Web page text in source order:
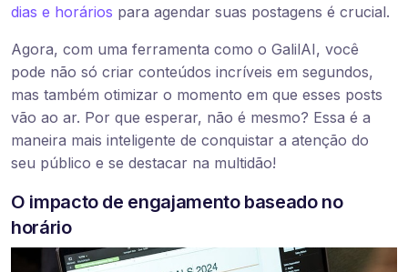
dias e horários para agendar suas postagens é crucial.
Agora, com uma ferramenta como o GalilAI, você
pode não só criar conteúdos incríveis em segundos,
mas também otimizar o momento em que esses posts
vão ao ar. Por que esperar, não é mesmo? Essa é a
maneira mais inteligente de conquistar a atenção do
seu público e se destacar na multidão!
O impacto de engajamento baseado no
horário